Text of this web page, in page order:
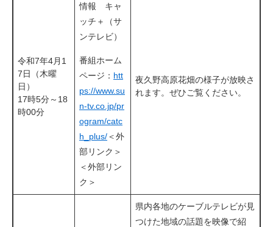
令和7年4月1
7日（木曜
日）
17時5分～18
時00分
情報 キャ
ッチ＋（サ
ンテレビ）
番組ホーム
ページ： htt
ps://www.su
n-tv.co.jp/pr
ogram/catc
h_plus/＜外
部リンク＞
＜外部リン
ク＞
夜久野高原花畑の様子が放映さ
れます。ぜひご覧ください。
県内各地のケーブルテレビが見
つけた地域の話題を映像で紹